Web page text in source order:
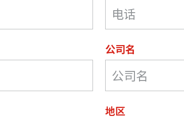
公司名
地区